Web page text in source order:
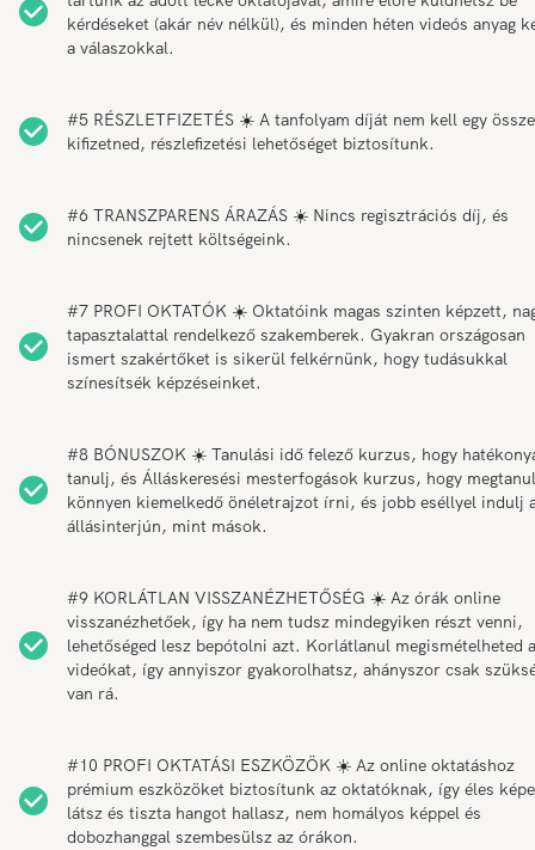
kérdéseket (akár név nélkül), és minden héten videós anyag
a válaszokkal.
#5 RÉSZLETFIZETÉS ☀️ A tanfolyam díját nem kell egy
kifizetned, részlefizetési lehetőséget biztosítunk.
#6 TRANSZPARENS ÁRAZÁS ☀️ Nincs regisztrációs díj, és
nincsenek rejtett költségeink.
#7 PROFI OKTATÓK ☀️ Oktatóink magas szinten képzett,
tapasztalattal rendelkező szakemberek. Gyakran országosan
ismert szakértőket is sikerül felkérnünk, hogy tudásukkal
színesítsék képzéseinket.
#8 BÓNUSZOK ☀️ Tanulási idő felező kurzus, hogy
tanulj, és Álláskeresési mesterfogások kurzus, hogy
könnyen kiemelkedő önéletrajzot írni, és jobb eséllyel indulj
állásinterjún, mint mások.
#9 KORLÁTLAN VISSZANÉZHETŐSÉG ☀️ Az órák online
visszanézhetőek, így ha nem tudsz mindegyiken részt venni,
lehetőséged lesz bepótolni azt. Korlátlanul megismételheted a
videókat, így annyiszor gyakorolhatsz, ahányszor csak
van rá.
#10 PROFI OKTATÁSI ESZKÖZÖK ☀️ Az online oktatáshoz
prémium eszközöket biztosítunk az oktatóknak, így éles
látsz és tiszta hangot hallasz, nem homályos képpel és
dobozhanggal szembesülsz az órákon.